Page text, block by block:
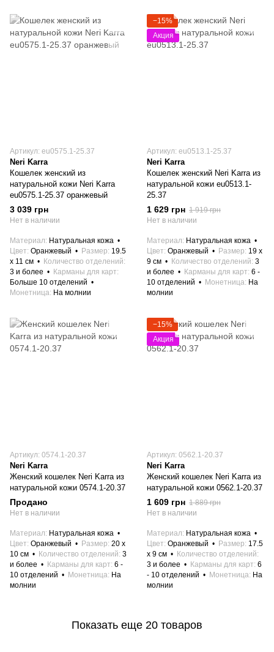
Артикул: eu0575.1-25.37
Neri Karra
Кошелек женский из
натуральной кожи Neri Karra
eu0575.1-25.37 оранжевый
3 039 грн
Нет в наличии
Материал
Натуральная кожа
Цвет Оранжевый Размер 19.5
x 11 см
Количество отделений
3 и более
Карманы для карт
Больше 10 отделений
Монетница На молнии
−15%
Акция
Артикул: eu0513.1-25.37
Neri Karra
Кошелек женский Neri Karra из
натуральной кожи eu0513.1-
25.37
1 629 грн 1 919 грн
Нет в наличии
Материал
Натуральная кожа
Цвет Оранжевый Размер 19 x
9 см
Количество отделений 3
и более
Карманы для карт 6 -
10 отделений
Монетница На
молнии
Артикул: 0574.1-20.37
Neri Karra
Женский кошелек Neri Karra из
натуральной кожи 0574.1-20.37
Продано
Нет в наличии
Материал
Натуральная кожа
Цвет Оранжевый Размер 20 x
10 см
Количество отделений 3
и более
Карманы для карт 6 -
10 отделений
Монетница На
молнии
−15%
Акция
Артикул: 0562.1-20.37
Neri Karra
Женский кошелек Neri Karra из
натуральной кожи 0562.1-20.37
1 609 грн 1 889 грн
Нет в наличии
Материал
Натуральная кожа
Цвет Оранжевый Размер 17.5
x 9 см
Количество отделений
3 и более
Карманы для карт 6
- 10 отделений
Монетница На
молнии
Показать еще 20 товаров